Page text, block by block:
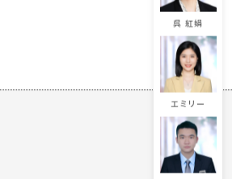
呉 紅娟
エミリー